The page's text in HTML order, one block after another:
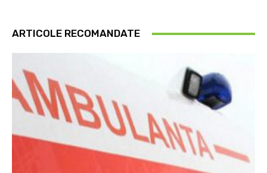
ARTICOLE RECOMANDATE